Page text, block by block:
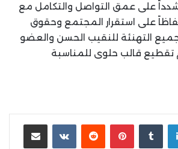
على عمق التواصل والتكامل مع
على استقرار المجتمع وحقوق
التهنئة للنقيب الحسن والعضو
تقطيع قالب حلوى للمناسبة
لينكدإن بينتيريست مشاركة عبر البريد